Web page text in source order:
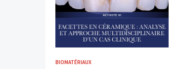
BIOMATÉRIAUX